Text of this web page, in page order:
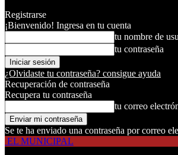
Registrarse
¡Bienvenido! Ingresa en tu cuenta
tu nombre de
tu contraseña
¿Olvidaste tu contraseña? consigue ayuda
Recuperación de contraseña
Recupera tu contraseña
tu correo
Se te ha enviado una contraseña por correo
EL MUNICIPAL